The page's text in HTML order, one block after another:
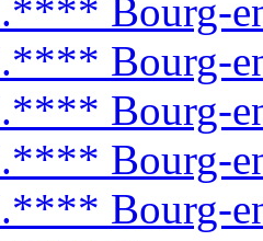
Bourg-
Bourg-
Bourg-
Bourg-
Bourg-